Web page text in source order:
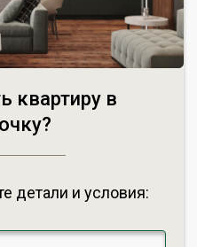
квартиру в
детали и условия: